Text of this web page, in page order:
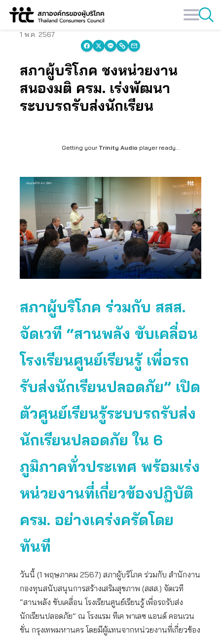
Skip
1 พ.ค. 2567
สภาผู้บริโภค ชงหน่วยงาน
สนองมติ ครม. เร่งพัฒนา
ระบบรถรับส่งนักเรียน
Getting your Trinity Audio player ready...
สภาผู้บริโภค ร่วมกับ สสส.
จัดเวที “สานพลัง ขับเคลื่อน
โรงเรียนศูนย์เรียนรู้ เพื่อรถ
รับส่งนักเรียนปลอดภัย” เปิด
ตัวศูนย์เรียนรู้ระบบรถรับส่ง
นักเรียนปลอดภัย ใน 6
ภูมิภาคทั่วประเทศ พร้อมเร่ง
หน่วยงานที่เกี่ยวข้องปฎิบัติ
ครม. อย่างเคร่งครัดโดย
ทันที
วันนี้ (1 พฤษภาคม 2567) สภาผู้บริโภค ร่วมกับ สำนักงาน
กองทุนสนับสนุนการสร้างเสริมสุขภาพ (สสส.) จัดเวที
“สานพลัง ขับเคลื่อน โรงเรียนศูนย์เรียนรู้ เพื่อรถรับส่ง
นักเรียนปลอดภัย” ณ โรงแรม ทีเค พาเลซ แอนด์ คอนเวน
ชั่น กรุงเทพมหานคร โดยมีผู้แทนจากหน่วยงานที่เกี่ยวข้อง